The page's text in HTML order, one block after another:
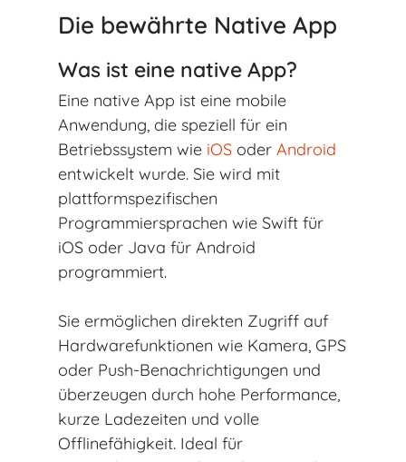
Die bewährte Native App
Was ist eine native App?
Eine native App ist eine mobile
Anwendung, die speziell für ein
Betriebssystem wie iOS oder Android
entwickelt wurde. Sie wird mit
plattformspezifischen
Programmiersprachen wie Swift für
iOS oder Java für Android
programmiert.
Sie ermöglichen direkten Zugriff auf
Hardwarefunktionen wie Kamera, GPS
oder Push-Benachrichtigungen und
überzeugen durch hohe Performance,
kurze Ladezeiten und volle
Offlinefähigkeit. Ideal für